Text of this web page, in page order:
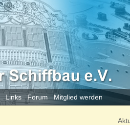
Links Forum Mitglied werden